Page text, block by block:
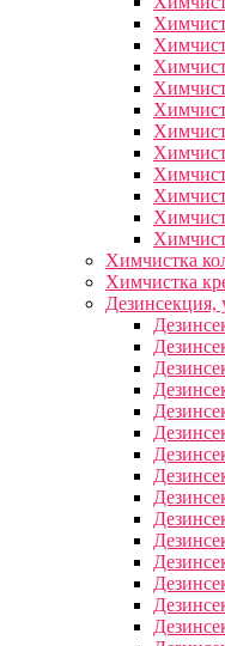
Химчистка
Химчистка
Дезинсекция,